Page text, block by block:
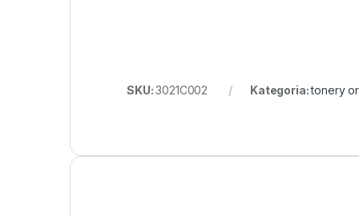
SKU:3021C002 Kategoria:tonery